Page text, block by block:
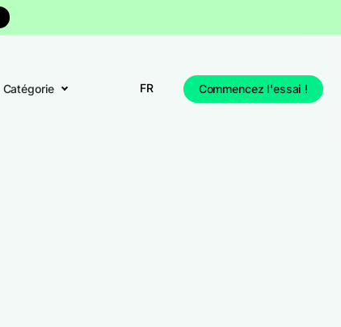
Catégorie FR Commencez l'essai !